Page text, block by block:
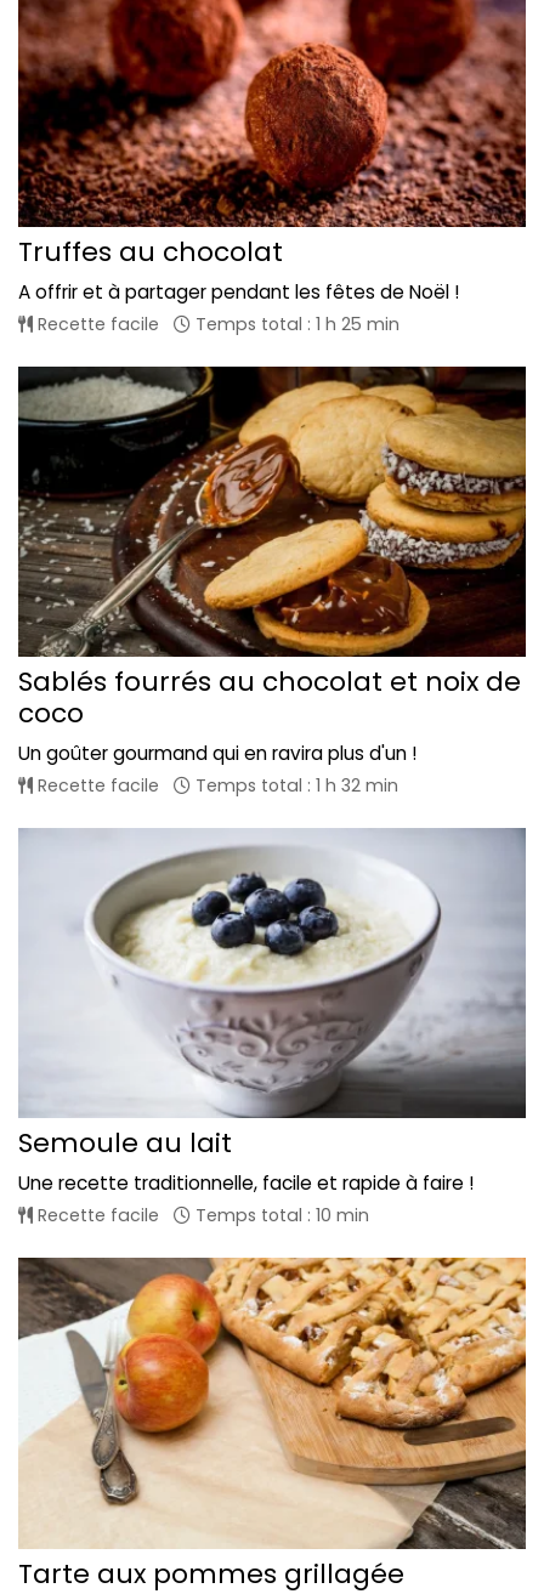
Truffes au chocolat
A offrir et à partager pendant les fêtes de Noël !
Recette facile Temps total : 1 h 25 min
Sablés fourrés au chocolat et noix de
coco
Un goûter gourmand qui en ravira plus d'un !
Recette facile Temps total : 1 h 32 min
Semoule au lait
Une recette traditionnelle, facile et rapide à faire !
Recette facile Temps total : 10 min
Tarte aux pommes grillagée